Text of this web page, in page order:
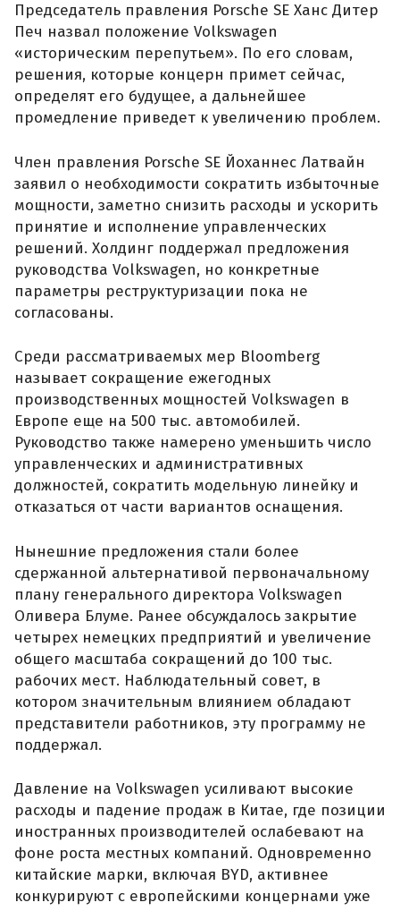
Председатель правления Porsche SE Ханс Дитер
Печ назвал положение Volkswagen
«историческим перепутьем». По его словам,
решения, которые концерн примет сейчас,
определят его будущее, а дальнейшее
промедление приведет к увеличению проблем.
Член правления Porsche SE Йоханнес Латвайн
заявил о необходимости сократить избыточные
мощности, заметно снизить расходы и ускорить
принятие и исполнение управленческих
решений. Холдинг поддержал предложения
руководства Volkswagen, но конкретные
параметры реструктуризации пока не
согласованы.
Среди рассматриваемых мер Bloomberg
называет сокращение ежегодных
производственных мощностей Volkswagen в
Европе еще на 500 тыс. автомобилей.
Руководство также намерено уменьшить число
управленческих и административных
должностей, сократить модельную линейку и
отказаться от части вариантов оснащения.
Нынешние предложения стали более
сдержанной альтернативой первоначальному
плану генерального директора Volkswagen
Оливера Блуме. Ранее обсуждалось закрытие
четырех немецких предприятий и увеличение
общего масштаба сокращений до 100 тыс.
рабочих мест. Наблюдательный совет, в
котором значительным влиянием обладают
представители работников, эту программу не
поддержал.
Давление на Volkswagen усиливают высокие
расходы и падение продаж в Китае, где позиции
иностранных производителей ослабевают на
фоне роста местных компаний. Одновременно
китайские марки, включая BYD, активнее
конкурируют с европейскими концернами уже